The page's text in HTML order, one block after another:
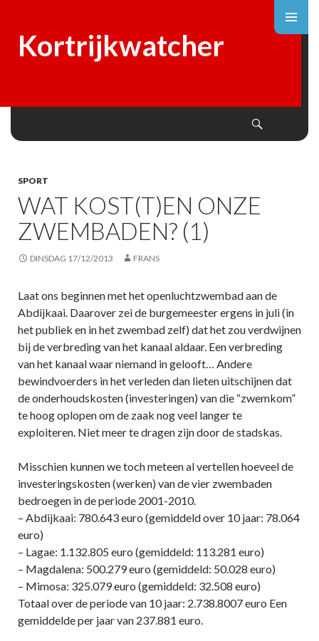
Kortrijkwatcher
SPORT
WAT KOST(T)EN ONZE
ZWEMBADEN? (1)
DINSDAG 17/12/2013 FRANS
Laat ons beginnen met het openluchtzwembad aan de
Abdijkaai. Daarover zei de burgemeester ergens in juli (in
het publiek en in het zwembad zelf) dat het zou verdwijnen
bij de verbreding van het kanaal aldaar. Een verbreding
van het kanaal waar niemand in gelooft… Andere
bewindvoerders in het verleden dan lieten uitschijnen dat
de onderhoudskosten (investeringen) van die “zwemkom”
te hoog oplopen om de zaak nog veel langer te
exploiteren. Niet meer te dragen zijn door de stadskas.
Misschien kunnen we toch meteen al vertellen hoeveel de
investeringskosten (werken) van de vier zwembaden
bedroegen in de periode 2001-2010.
– Abdijkaai: 780.643 euro (gemiddeld over 10 jaar: 78.064
euro)
– Lagae: 1.132.805 euro (gemiddeld: 113.281 euro)
– Magdalena: 500.279 euro (gemiddeld: 50.028 euro)
– Mimosa: 325.079 euro (gemiddeld: 32.508 euro)
Totaal over de periode van 10 jaar: 2.738.8007 euro Een
gemiddelde per jaar van 237.881 euro.